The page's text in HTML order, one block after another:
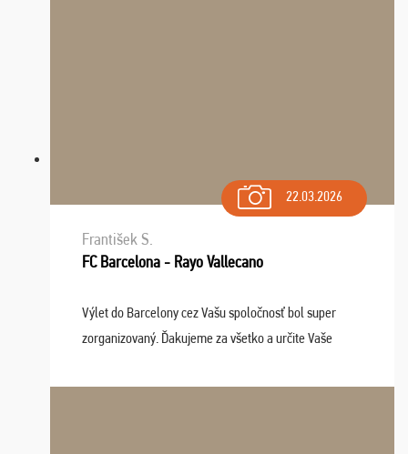
22.03.2026
František S.
FC Barcelona - Rayo Vallecano
Výlet do Barcelony cez Vašu spoločnosť bol super
zorganizovaný. Ďakujeme za všetko a určite Vaše